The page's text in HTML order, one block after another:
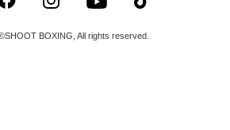
BOXING, All rights reserved.